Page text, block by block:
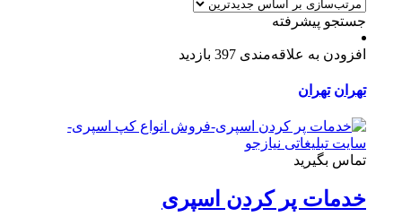
جستجو پیشرفته
افزودن به علاقه‌مندی 397 بازدید
تهران تهران
تماس بگیرید
خدمات پر کردن اسپری